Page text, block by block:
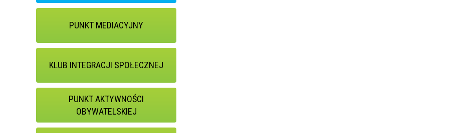
PUNKT MEDIACYJNY
KLUB INTEGRACJI SPOŁECZNEJ
PUNKT AKTYWNOŚCI
OBYWATELSKIEJ